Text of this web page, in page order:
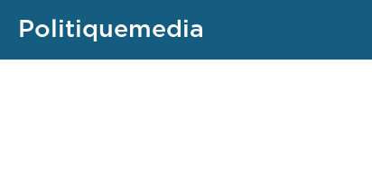
Politiquemedia